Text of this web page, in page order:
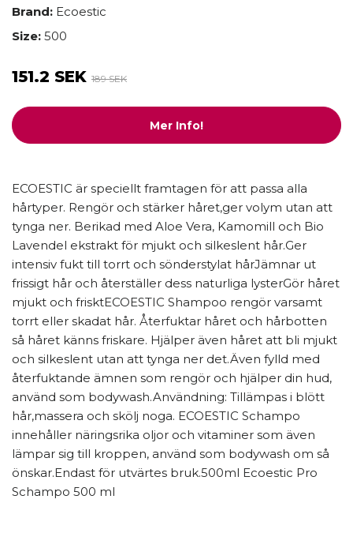
Brand: Ecoestic
Size: 500
151.2 SEK 189 SEK
Mer Info!
ECOESTIC är speciellt framtagen för att passa alla
hårtyper. Rengör och stärker håret,ger volym utan att
tynga ner. Berikad med Aloe Vera, Kamomill och Bio
Lavendel ekstrakt för mjukt och silkeslent hår.Ger
intensiv fukt till torrt och sönderstylat hårJämnar ut
frissigt hår och återställer dess naturliga lysterGör håret
mjukt och frisktECOESTIC Shampoo rengör varsamt
torrt eller skadat hår. Återfuktar håret och hårbotten
så håret känns friskare. Hjälper även håret att bli mjukt
och silkeslent utan att tynga ner det.Även fylld med
återfuktande ämnen som rengör och hjälper din hud,
använd som bodywash.Användning: Tillämpas i blött
hår,massera och skölj noga. ECOESTIC Schampo
innehåller näringsrika oljor och vitaminer som även
lämpar sig till kroppen, använd som bodywash om så
önskar.Endast för utvärtes bruk.500ml Ecoestic Pro
Schampo 500 ml